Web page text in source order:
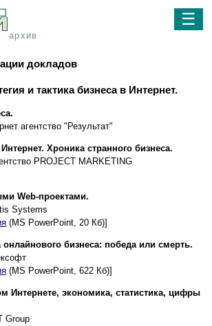
архив
☰
докладов
и тактика бизнеса в Интернет.
агентство "Результат"
Хроника странного бизнеса.
PROJECT MARKETING
Web-проектами.
Systems
(MS PowerPoint, 20 Кб)]
онлайнового бизнеса: победа или смерть.
(MS PowerPoint, 622 Кб)]
Интернете, экономика, статистика, цифры
Group